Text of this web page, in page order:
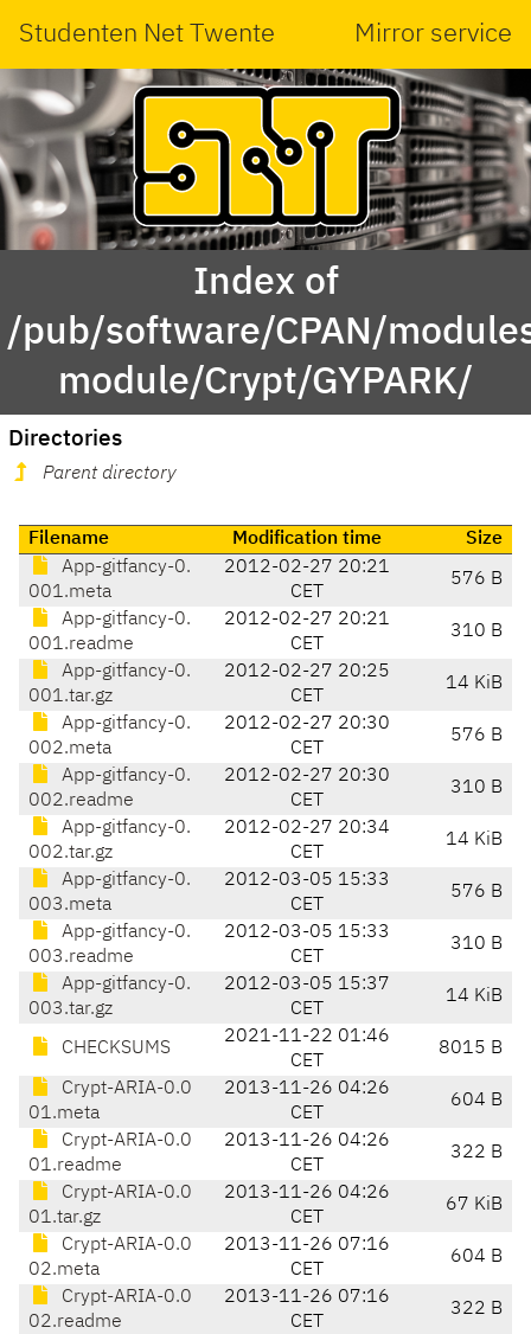
Studenten Net Twente Mirror service
Index of
/pub/software/CPAN/
module/Crypt/GYPARK/
Directories
Parent directory
Filename Modification time
Size
App-gitfancy-0.
001.meta
2012-02-27 20:21
CET
576 B
App-gitfancy-0.
001.readme
2012-02-27 20:21
CET
310 B
App-gitfancy-0.
001.tar.gz
2012-02-27 20:25
CET
14 KiB
App-gitfancy-0.
002.meta
2012-02-27 20:30
CET
576 B
App-gitfancy-0.
002.readme
2012-02-27 20:30
CET
310 B
App-gitfancy-0.
002.tar.gz
2012-02-27 20:34
CET
14 KiB
App-gitfancy-0.
003.meta
2012-03-05 15:33
CET
576 B
App-gitfancy-0.
003.readme
2012-03-05 15:33
CET
310 B
App-gitfancy-0.
003.tar.gz
2012-03-05 15:37
CET
14 KiB
CHECKSUMS
2021-11-22 01:46
CET
8015 B
Crypt-ARIA-0.0
01.meta
2013-11-26 04:26
CET
604 B
Crypt-ARIA-0.0
01.readme
2013-11-26 04:26
CET
322 B
Crypt-ARIA-0.0
01.tar.gz
2013-11-26 04:26
CET
67 KiB
Crypt-ARIA-0.0
02.meta
2013-11-26 07:16
CET
604 B
Crypt-ARIA-0.0
02.readme
2013-11-26 07:16
CET
322 B